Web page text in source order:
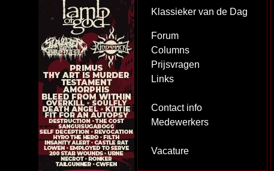
Klassieker van de Dag
Forum
Columns
Prijsvragen
Links
Contact info
Medewerkers
Vacature